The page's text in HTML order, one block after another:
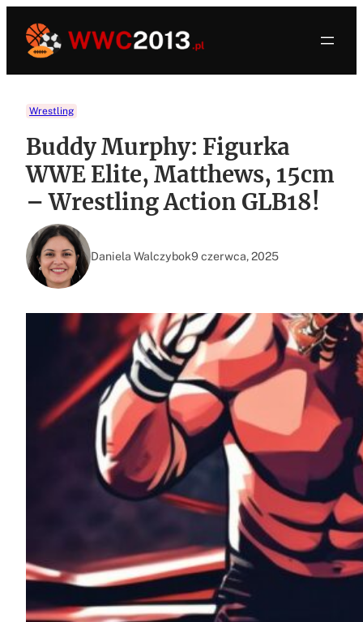
treści
Wrestling
Buddy Murphy: Figurka
WWE Elite, Matthews, 15cm
– Wrestling Action GLB18!
Daniela Walczybok9 czerwca, 2025